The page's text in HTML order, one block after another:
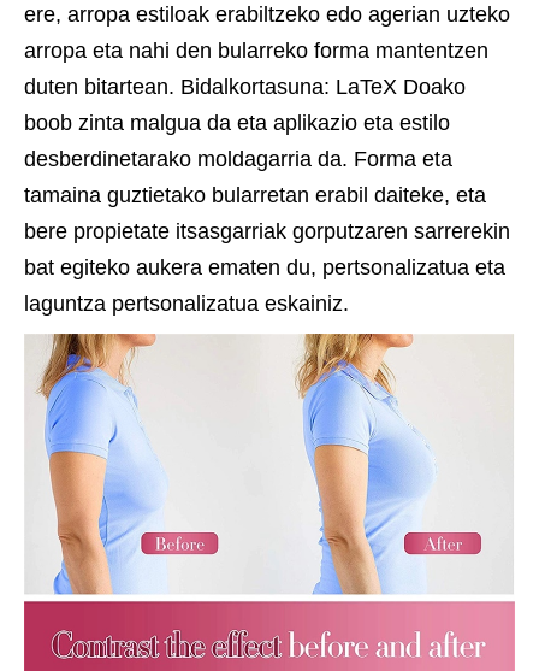
ere, arropa estiloak erabiltzeko edo agerian uzteko
arropa eta nahi den bularreko forma mantentzen
duten bitartean. Bidalkortasuna: LaTeX Doako
boob zinta malgua da eta aplikazio eta estilo
desberdinetarako moldagarria da. Forma eta
tamaina guztietako bularretan erabil daiteke, eta
bere propietate itsasgarriak gorputzaren sarrerekin
bat egiteko aukera ematen du, pertsonalizatua eta
laguntza pertsonalizatua eskainiz.